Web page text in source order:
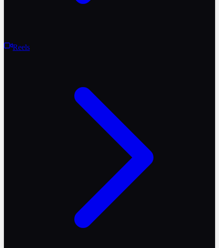
Reels